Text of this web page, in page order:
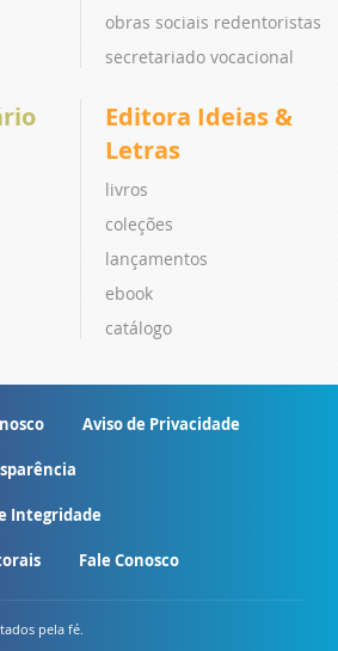
obras sociais redentoristas
secretariado vocacional
Editora Ideias &
Letras
livros
coleções
lançamentos
ebook
catálogo
Aviso de Privacidade
Integridade
Fale Conosco
pela fé.